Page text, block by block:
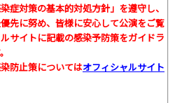
症対策の基本的対処方針」を遵守し、
先に努め、皆様に安心して公演をご覧
サイトに記載の感染予防策をガイドラ
防止策についてはオフィシャルサイト